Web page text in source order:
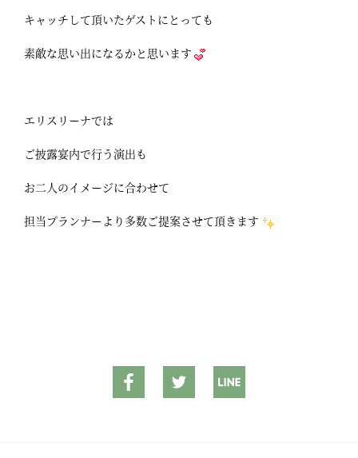
キャッチして頂いたゲストにとっても
素敵な思い出になるかと思います
エリスリーナでは
ご披露宴内で行う演出も
お二人のイメージに合わせて
担当プランナーより多数ご提案させて頂きます